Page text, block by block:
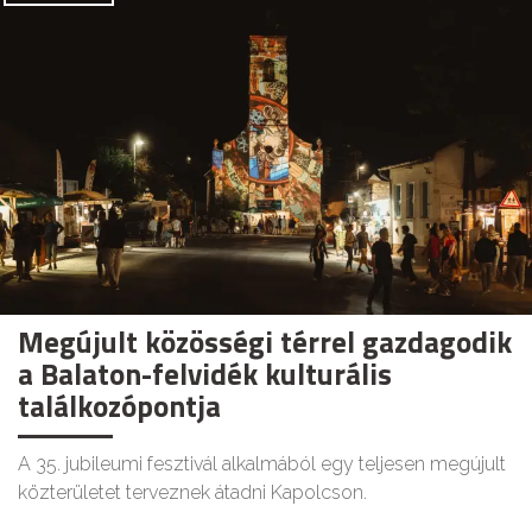
Megújult közösségi térrel gazdagodik
a Balaton-felvidék kulturális
találkozópontja
A 35. jubileumi fesztivál alkalmából egy teljesen megújult
közterületet terveznek átadni Kapolcson.